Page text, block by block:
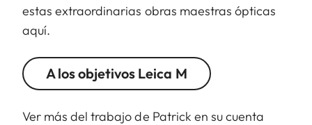
estas extraordinarias obras maestras ópticas
aquí.
A los objetivos Leica M
Ver más del trabajo de Patrick en su cuenta